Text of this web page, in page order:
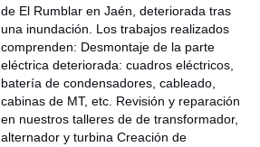
de El Rumblar en Jaén, deteriorada tras
una inundación. Los trabajos realizados
comprenden: Desmontaje de la parte
eléctrica deteriorada: cuadros eléctricos,
batería de condensadores, cableado,
cabinas de MT, etc. Revisión y reparación
en nuestros talleres de de transformador,
alternador y turbina Creación de